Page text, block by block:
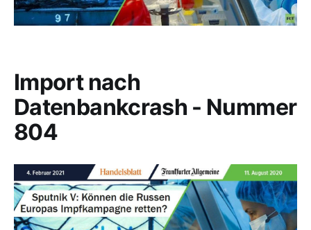
Import nach
Datenbankcrash - Nummer
804